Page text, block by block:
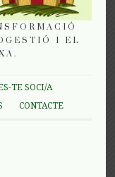
I EL
TE SOCI/A
CONTACTE